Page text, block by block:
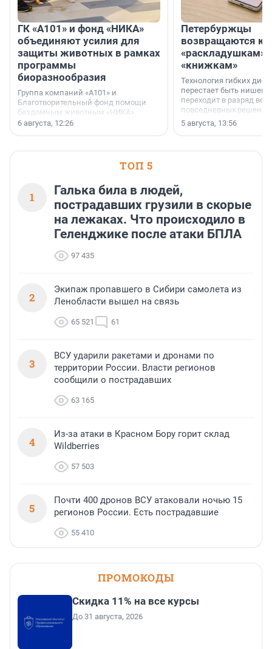
ГК «А101» и фонд «НИКА»
объединяют усилия для
защиты животных в рамках
программы
биоразнообразия
Группа компаний «А101» и
Благотворительный фонд помощи
бездомным животным «НИКА»
заключили соглашение о
6 августа, 12:26
Петербуржцы
возвращаются к
«раскладушкам»
«книжкам»
Технология гибких
перестает быть
переходит в разряд
повседневных
5 августа, 13:56
ТОП 5
1
Галька била в людей,
пострадавших грузили в скорые
на лежаках. Что происходило в
Геленджике после атаки БПЛА
97 435
2
Экипаж пропавшего в Сибири самолета из
Ленобласти вышел на связь
65 521 61
3
ВСУ ударили ракетами и дронами по
территории России. Власти регионов
сообщили о пострадавших
63 165
4
Из-за атаки в Красном Бору горит склад
Wildberries
57 503
5
Почти 400 дронов ВСУ атаковали ночью 15
регионов России. Есть пострадавшие
55 410
ПРОМОКОДЫ
Скидка 11% на все курсы
До 31 августа, 2026